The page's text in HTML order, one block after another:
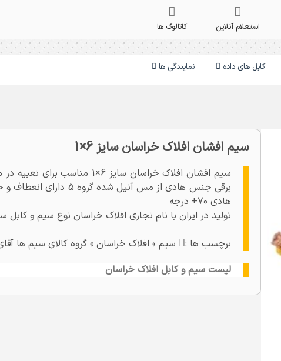
استعلام آنلاین کاتالوگ ها
کابل های داده نمایندگی ها
سیم افشان افلاک خراسان سایز 6×1
سیم افشان افلاک خراسان سایز
هادی 70+ درجه
تولید در ایران با نام تجاری افلاک خراسان نوع سیم و کابل
برچسب ها :
سیم » افلاک خراسان » گروه کالای سیم ها آقای
لیست سیم و کابل افلاک خراسان